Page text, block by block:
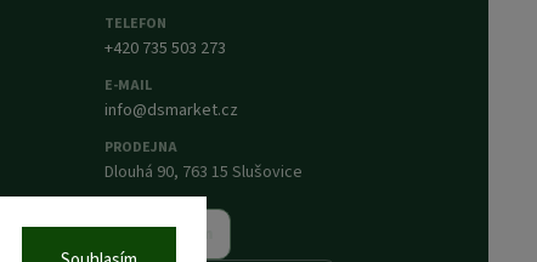
TELEFON
+420 735 503 273
E-MAIL
info@dsmarket.cz
PRODEJNA
Dlouhá 90, 763 15 Slušovice
Napsat nám